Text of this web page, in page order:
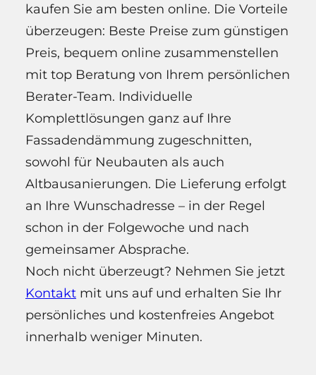
kaufen Sie am besten online. Die Vorteile
überzeugen: Beste Preise zum günstigen
Preis, bequem online zusammenstellen
mit top Beratung von Ihrem persönlichen
Berater-Team. Individuelle
Komplettlösungen ganz auf Ihre
Fassadendämmung zugeschnitten,
sowohl für Neubauten als auch
Altbausanierungen. Die Lieferung erfolgt
an Ihre Wunschadresse – in der Regel
schon in der Folgewoche und nach
gemeinsamer Absprache.
Noch nicht überzeugt? Nehmen Sie jetzt
Kontakt mit uns auf und erhalten Sie Ihr
persönliches und kostenfreies Angebot
innerhalb weniger Minuten.